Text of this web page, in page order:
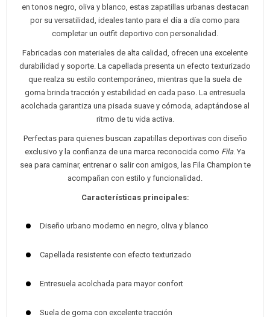
en tonos negro, oliva y blanco, estas zapatillas urbanas destacan
por su versatilidad, ideales tanto para el día a día como para
completar un outfit deportivo con personalidad.
Fabricadas con materiales de alta calidad, ofrecen una excelente
durabilidad y soporte. La capellada presenta un efecto texturizado
que realza su estilo contemporáneo, mientras que la suela de
goma brinda tracción y estabilidad en cada paso. La entresuela
acolchada garantiza una pisada suave y cómoda, adaptándose al
ritmo de tu vida activa.
Perfectas para quienes buscan zapatillas deportivas con diseño
exclusivo y la confianza de una marca reconocida como Fila. Ya
sea para caminar, entrenar o salir con amigos, las Fila Champion te
acompañan con estilo y funcionalidad.
Características principales:
Diseño urbano moderno en negro, oliva y blanco
Capellada resistente con efecto texturizado
Entresuela acolchada para mayor confort
Suela de goma con excelente tracción